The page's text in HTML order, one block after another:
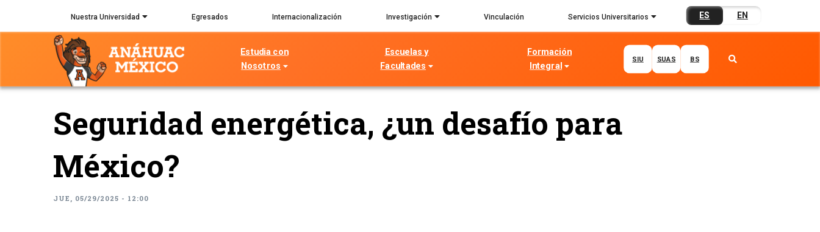
Nuestra Universidad Egresados Internacionalización Investigación Vinculación Servicios Universitarios ES EN
Estudia con
Nosotros
Escuelas y
Facultades
Formación
Integral
SIU SUAS BS
Seguridad energética, ¿un desafío para
México?
JUE, 05/29/2025 - 12:00